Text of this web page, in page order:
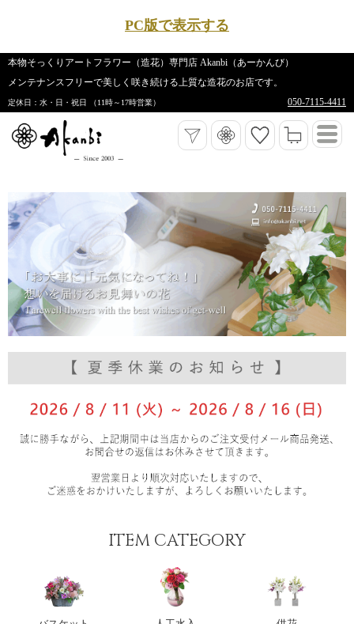
PC版で表示する
本物そっくりアートフラワー（造花）専門店 Akanbi（あーかんび）
メンテナンスフリーで美しく咲き続ける上質な造花のお店です。
定休日：水・日・祝日 （11時～17時営業） 050-7115-4411
ITEM CATEGORY